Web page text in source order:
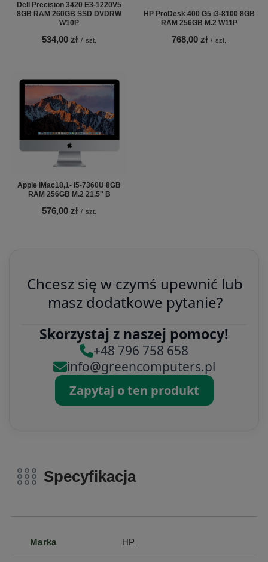
Dell Precision 3420 E3-1220V5
8GB RAM 260GB SSD DVDRW
W10P
534,00 zł / szt.
HP ProDesk 400 G5 i3-8100 8GB
RAM 256GB M.2 W11P
768,00 zł / szt.
Apple iMac18,1- i5-7360U 8GB
RAM 256GB M.2 21.5'' B
576,00 zł / szt.
Chcesz się w czymś upewnić lub
masz dodatkowe pytanie?
Skorzystaj z naszej pomocy!
+48 796 758 658
info@greencomputers.pl
Zapytaj o ten produkt
Specyfikacja
Marka HP